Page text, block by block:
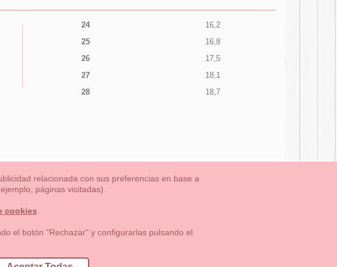
24
16,2
25
16,8
26
17,5
27
18,1
28
18,7
OUTLET-ULTIMAS TALLAS
Privacidad
relacionada con sus preferencias en base a
páginas visitadas).
cookies
el botón "Rechazar" y configurarlas pulsando el